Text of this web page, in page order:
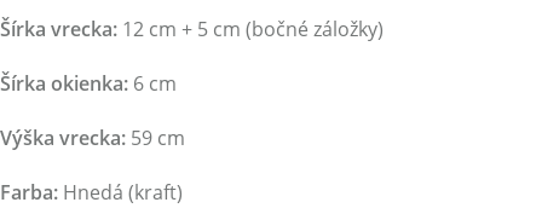
Šírka vrecka: 12 cm + 5 cm (bočné záložky)
Šírka okienka: 6 cm
Výška vrecka: 59 cm
Farba: Hnedá (kraft)